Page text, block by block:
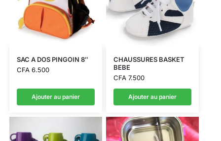
SAC A DOS PINGOIN 8″
CFA6.500
Ajouter au panier
CHAUSSURES BASKET
BEBE
CFA7.500
Ajouter au panier